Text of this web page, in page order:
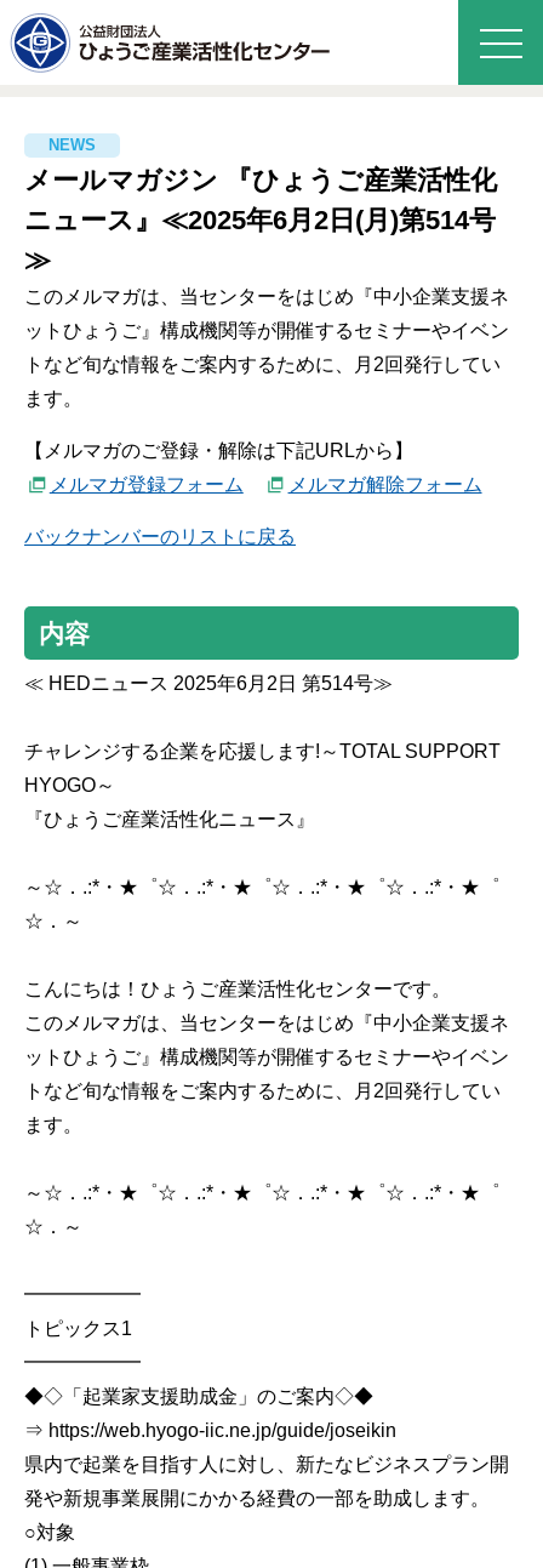
メールマガジン 『ひょうご産業活性化
ニュース』≪2025年6月2日(月)第514号
≫
このメルマガは、当センターをはじめ『中小企業支援ネ
ットひょうご』構成機関等が開催するセミナーやイベン
トなど旬な情報をご案内するために、月2回発行してい
ます。
【メルマガのご登録・解除は下記URLから】
メルマガ登録フォーム
メルマガ解除フォーム
バックナンバーのリストに戻る
内容
≪ HEDニュース 2025年6月2日 第514号≫
チャレンジする企業を応援します!～TOTAL SUPPORT
HYOGO～
『ひょうご産業活性化ニュース』
～☆．.:*・★゜☆．.:*・★゜☆．.:*・★゜☆．.:*・★゜
☆．～
こんにちは！ひょうご産業活性化センターです。
このメルマガは、当センターをはじめ『中小企業支援ネ
ットひょうご』構成機関等が開催するセミナーやイベン
トなど旬な情報をご案内するために、月2回発行してい
ます。
～☆．.:*・★゜☆．.:*・★゜☆．.:*・★゜☆．.:*・★゜
☆．～
━━━━━━
トピックス1
━━━━━━
◆◇「起業家支援助成金」のご案内◇◆
⇒ https://web.hyogo-iic.ne.jp/guide/joseikin
県内で起業を目指す人に対し、新たなビジネスプラン開
発や新規事業展開にかかる経費の一部を助成します。
○対象